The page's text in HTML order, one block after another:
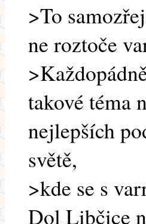
>To
ne roztoče
takové téma
nejlepších
světě,
>kde se s
Dol Libčice